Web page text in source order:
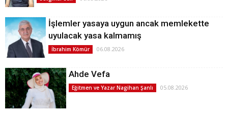
İşlemler yasaya uygun ancak memlekette
uyulacak yasa kalmamış
İbrahim Kömür 06.08.2026
Ahde Vefa
Eğitmen ve Yazar Nagihan Şanlı 05.08.2026